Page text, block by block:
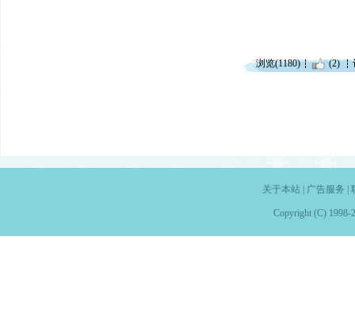
浏览(1180) (2)
关于本站| 广告服务
Copyright (C) 1998-